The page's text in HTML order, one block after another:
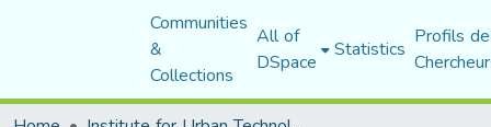
Communities
&
Collections
All of
DSpace Statistics Profils